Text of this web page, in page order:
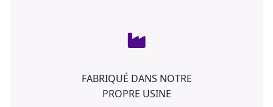
FABRIQUÉ DANS NOTRE
PROPRE USINE